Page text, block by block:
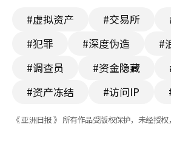
#虚拟资产 #交易所
#犯罪
#深度伪造
#
#调查员
#资金隐藏
#资产冻结
#访问IP
《 亚洲日报 》 所有作品受版权保护，未经授权